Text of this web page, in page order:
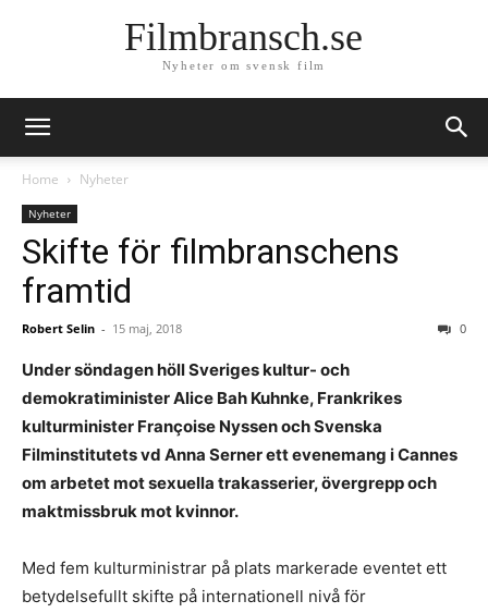
Filmbransch.se
Nyheter om svensk film
Home Nyheter
Nyheter
Skifte för filmbranschens
framtid
Robert Selin - 15 maj, 2018 0
Under söndagen höll Sveriges kultur- och
demokratiminister Alice Bah Kuhnke, Frankrikes
kulturminister Françoise Nyssen och Svenska
Filminstitutets vd Anna Serner ett evenemang i Cannes
om arbetet mot sexuella trakasserier, övergrepp och
maktmissbruk mot kvinnor.
Med fem kulturministrar på plats markerade eventet ett
betydelsefullt skifte på internationell nivå för